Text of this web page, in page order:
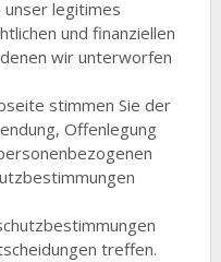
legitimes
und finanziellen
wir unterworfen
stimmen Sie der
Offenlegung
treffen.